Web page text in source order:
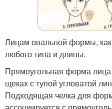
Лицам овальной формы, как
любого типа и длины.
Прямоугольная форма
щеках с тупой угловатой
Подходящая челка для